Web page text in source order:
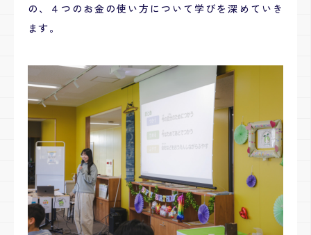
の、４つのお金の使い方について学びを深めていき
ます。